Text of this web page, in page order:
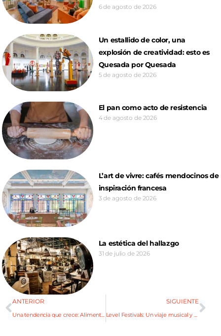
6 de agosto de 2026
Un estallido de color, una
explosión de creatividad: esto es
Quesada por Quesada
5 de agosto de 2026
El pan como acto de resistencia
4 de agosto de 2026
L’art de vivre: cafés mendocinos de
inspiración francesa
3 de agosto de 2026
La estética del hallazgo
31 de julio de 2026
ANTERIOR
Una tendencia que crece: Alimentos fermentados
SIGUIENTE
Level Festivals: Un viaje musical y natural